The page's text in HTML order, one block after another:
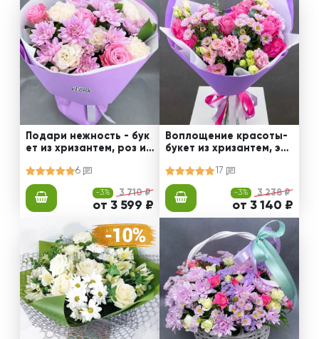
Подари нежность - бук
ет из хризантем, роз и
6
-3% 3 710 ₽
от 3 599 ₽
Воплощение красоты-
букет из хризантем, эус
17
-3% 3 238 ₽
от 3 140 ₽